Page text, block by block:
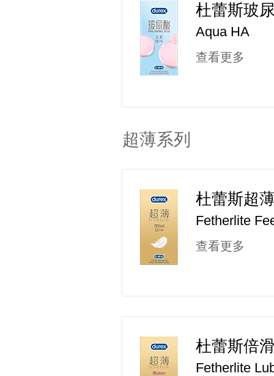
杜蕾斯玻
Aqua HA
查看更多
超薄系列
杜蕾斯超
Fetherlite
查看更多
杜蕾斯倍
Fetherlite